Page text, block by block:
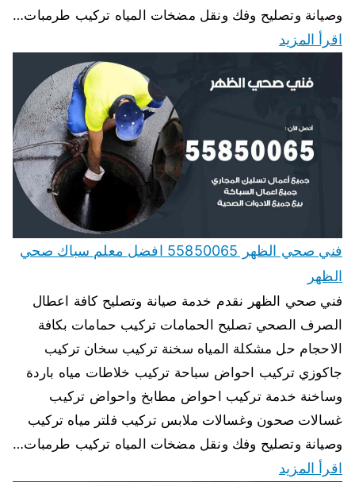
وصيانة وتصليح وفك ونقل مضخات المياه تركيب طرمبات…
اقرأ المزيد
فني صحي الظهر 55850065 افضل معلم سباك صحي
الظهر
فني صحي الظهر نقدم خدمة صيانة وتصليح كافة اعطال
الصرف الصحي تصليح الحمامات تركيب حمامات بكافة
الاحجام حل مشكلة المياه سخنة تركيب سخان تركيب
جاكوزي تركيب احواض سباحة تركيب خلاطات مياه باردة
وساخنة خدمة تركيب احواض مطابخ واحواض تركيب
غسالات صحون وغسالات ملابس تركيب فلتر مياه تركيب
وصيانة وتصليح وفك ونقل مضخات المياه تركيب طرمبات…
اقرأ المزيد